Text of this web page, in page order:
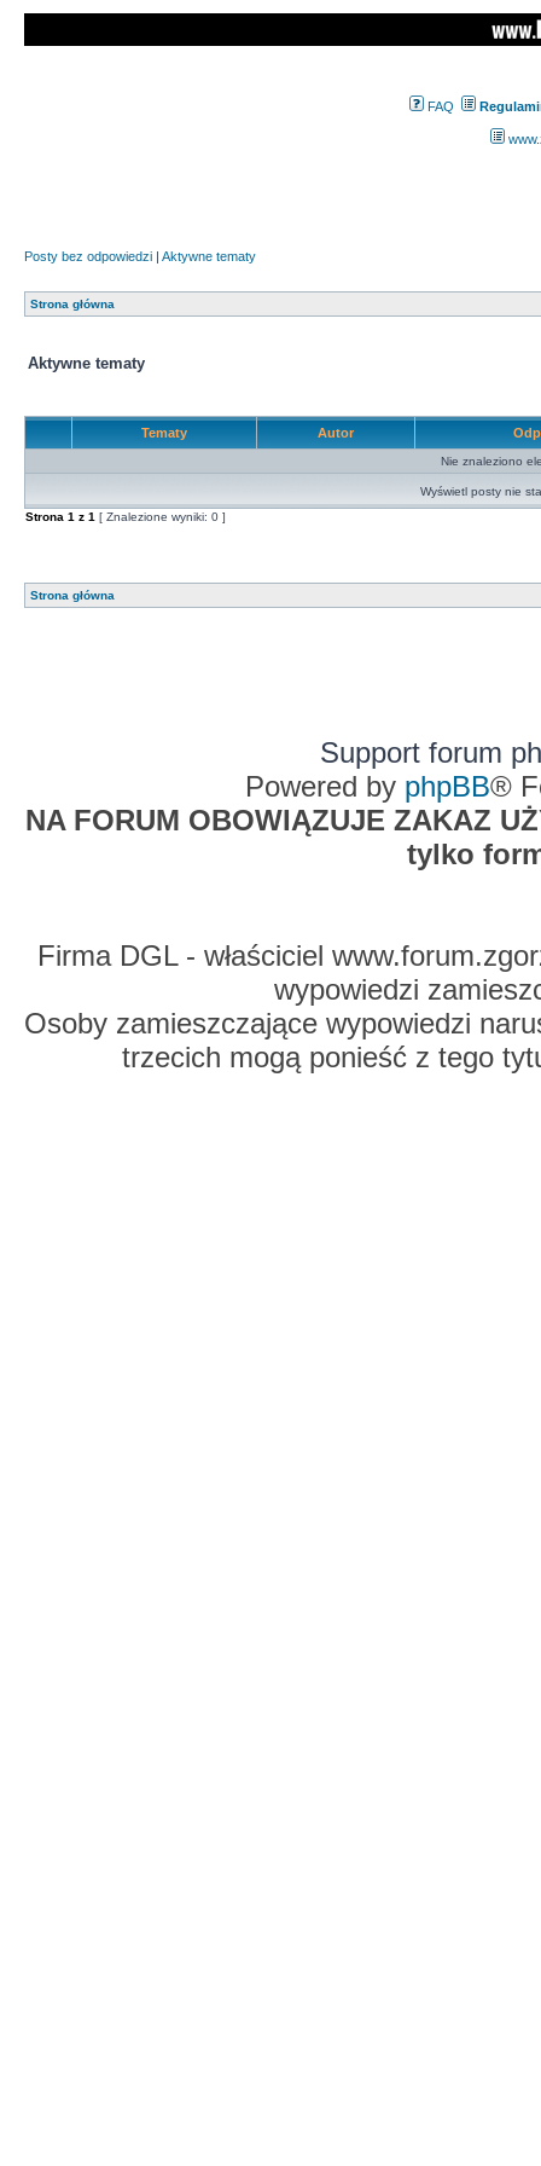
FAQ
Posty bez odpowiedzi | Aktywne tematy
Strona główna
Aktywne tematy
Tematy Autor
Nie znaleziono
Wyświetl posty nie
Strona 1 z 1 [ Znalezione wyniki: 0 ]
Strona główna
Support forum
Powered by phpBB®
NA FORUM OBOWIĄZUJE ZAKAZ
tylko
Firma DGL - właściciel
wypowiedzi
Osoby zamieszczające wypowiedzi
trzecich mogą ponieść z tego